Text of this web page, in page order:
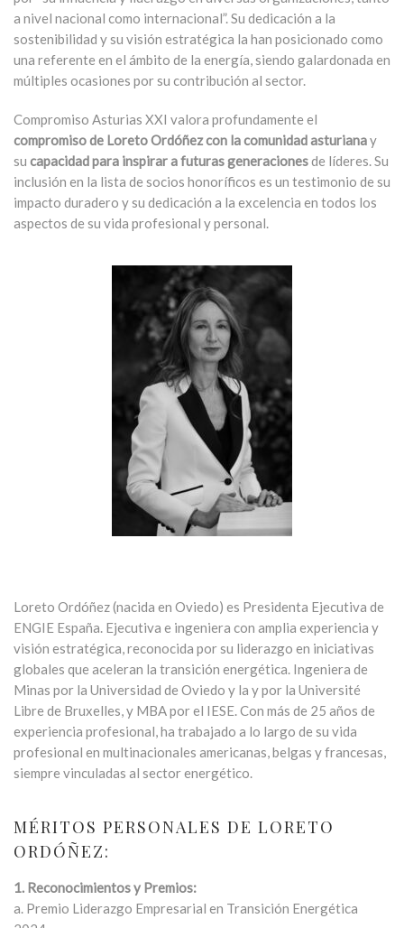
a nivel nacional como internacional”. Su dedicación a la
sostenibilidad y su visión estratégica la han posicionado como
una referente en el ámbito de la energía, siendo galardonada en
múltiples ocasiones por su contribución al sector.
Compromiso Asturias XXI valora profundamente el
compromiso de Loreto Ordóñez con la comunidad asturianay
su capacidad para inspirar a futuras generacionesde líderes. Su
inclusión en la lista de socios honoríficos es un testimonio de su
impacto duradero y su dedicación a la excelencia en todos los
aspectos de su vida profesional y personal.
Loreto Ordóñez (nacida en Oviedo) es Presidenta Ejecutiva de
ENGIE España. Ejecutiva e ingeniera con amplia experiencia y
visión estratégica, reconocida por su liderazgo en iniciativas
globales que aceleran la transición energética. Ingeniera de
Minas por la Universidad de Oviedo y la y por la Université
Libre de Bruxelles, y MBA por el IESE. Con más de 25 años de
experiencia profesional, ha trabajado a lo largo de su vida
profesional en multinacionales americanas, belgas y francesas,
siempre vinculadas al sector energético.
MÉRITOS PERSONALES DE LORETO
ORDÓÑEZ:
1. Reconocimientos y Premios:
a. Premio Liderazgo Empresarial en Transición Energética